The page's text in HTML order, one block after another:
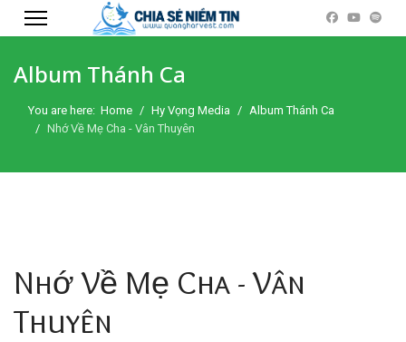
Album Thánh Ca
You are here: Home Hy Vọng Media
Album Thánh Ca
Nhớ Về Mẹ Cha - Vân Thuyên
Nhớ Về Mẹ Cha - Vân
Thuyên